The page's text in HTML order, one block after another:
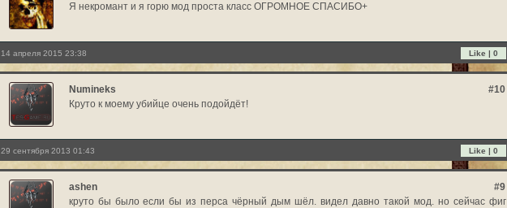
Я некромант и я горю мод проста класс ОГРОМНОЕ СПАСИБО+
14 апреля 2015 23:38 Like | 0
Numineks
#10
Круто к моему убийце очень подойдёт!
29 сентября 2013 01:43 Like | 0
ashen
#9
круто бы было если бы из перса чёрный дым шёл. видел давно такой мод. но сейчас фиг